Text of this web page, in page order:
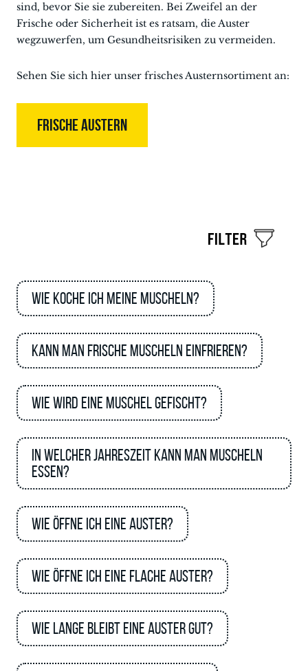
sind, bevor Sie sie zubereiten. Bei Zweifel an der
Frische oder Sicherheit ist es ratsam, die Auster
wegzuwerfen, um Gesundheitsrisiken zu vermeiden.
Sehen Sie sich hier unser frisches Austernsortiment an:
FRISCHE AUSTERN
Wie koche ich meine Muscheln?
Kann man frische Muscheln einfrieren?
Wie wird eine Muschel gefischt?
In welcher Jahreszeit kann man Muscheln
essen?
Wie öffne ich eine Auster?
Wie öffne ich eine flache Auster?
Wie lange bleibt eine Auster gut?